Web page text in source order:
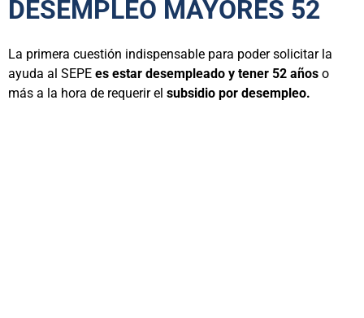
DESEMPLEO MAYORES 52
La primera cuestión indispensable para poder solicitar la
ayuda al SEPE es estar desempleado y tener 52 años o
más a la hora de requerir el subsidio por desempleo.